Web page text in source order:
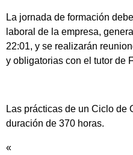
La jornada de formación
laboral de la empresa,
22:01, y se realizarán
y obligatorias con el tutor de
Las prácticas de un Ciclo de
duración de 370 horas.
«